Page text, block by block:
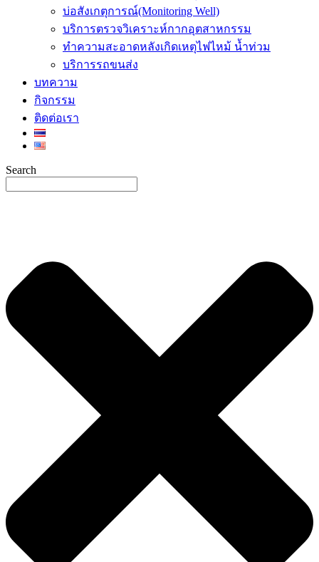
บ่อสังเกตุการณ์(Monitoring Well)
บริการตรวจวิเคราะห์กากอุตสาหกรรม
ทำความสะอาดหลังเกิดเหตุไฟไหม้ น้ำท่วม
บริการรถขนส่ง
บทความ
กิจกรรม
ติดต่อเรา
Search